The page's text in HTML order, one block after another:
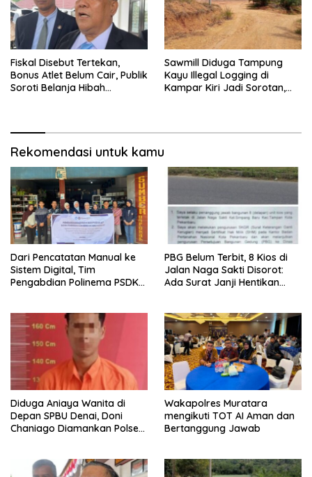
Fiskal Disebut Tertekan,
Bonus Atlet Belum Cair, Publik
Soroti Belanja Hibah
Sawmill Diduga Tampung
Kayu Illegal Logging di
Kampar Kiri Jadi Sorotan,
Rekomendasi untuk kamu
Dari Pencatatan Manual ke
Sistem Digital, Tim
Pengabdian Polinema PSDKU
PBG Belum Terbit, 8 Kios di
Jalan Naga Sakti Disorot:
Ada Surat Janji Hentikan
Diduga Aniaya Wanita di
Depan SPBU Denai, Doni
Chaniago Diamankan Polsek
Wakapolres Muratara
mengikuti TOT AI Aman dan
Bertanggung Jawab